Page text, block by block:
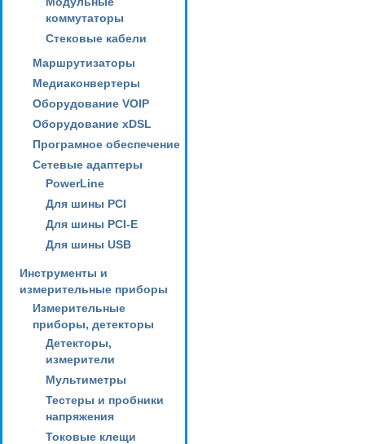
коммутаторы
Стековые кабели
Маршрутизаторы
Медиаконвертеры
Оборудование VOIP
Оборудование xDSL
Програмное обеспечение
Сетевые адаптеры
PowerLine
Для шины PCI
Для шины PCI-E
Для шины USB
Инструменты и
измерительные приборы
Измерительные
приборы, детекторы
Детекторы,
измерители
Мультиметры
Тестеры и пробники
напряжения
Токовые клещи